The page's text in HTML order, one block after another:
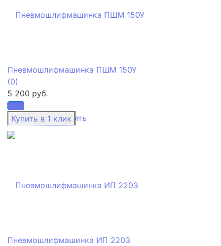
избранное сравнить
Пневмошлифмашинка ПШМ 150У
(0)
5 200 руб.
Пневмошлифмашинка ИП 2203